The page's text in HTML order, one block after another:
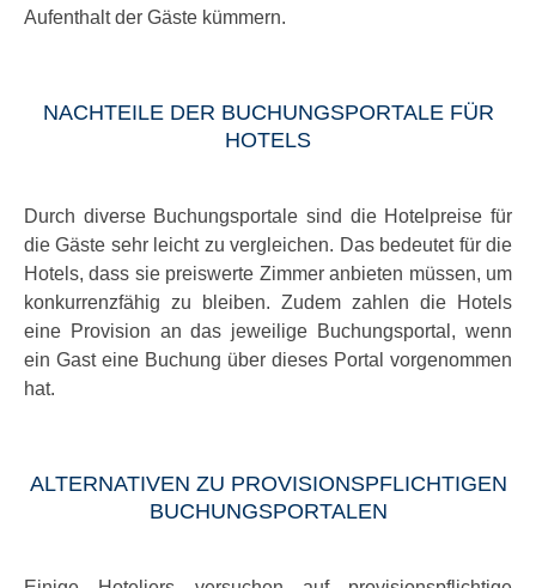
Aufenthalt der Gäste kümmern.
NACHTEILE DER BUCHUNGSPORTALE FÜR
HOTELS
Durch diverse Buchungsportale sind die Hotelpreise für
die Gäste sehr leicht zu vergleichen. Das bedeutet für die
Hotels, dass sie preiswerte Zimmer anbieten müssen, um
konkurrenzfähig zu bleiben. Zudem zahlen die Hotels
eine Provision an das jeweilige Buchungsportal, wenn
ein Gast eine Buchung über dieses Portal vorgenommen
hat.
ALTERNATIVEN ZU PROVISIONSPFLICHTIGEN
BUCHUNGSPORTALEN